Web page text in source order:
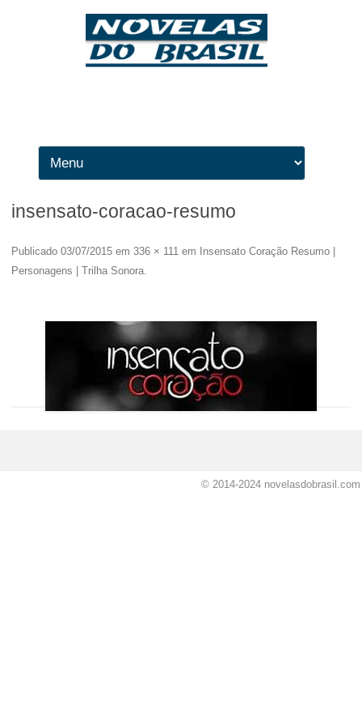
insensato-coracao-resumo
Publicado 03/07/2015 em 336 × 111 em
Insensato Coração Resumo |
Personagens | Trilha Sonora.
© 2014-2024 novelasdobrasil.com